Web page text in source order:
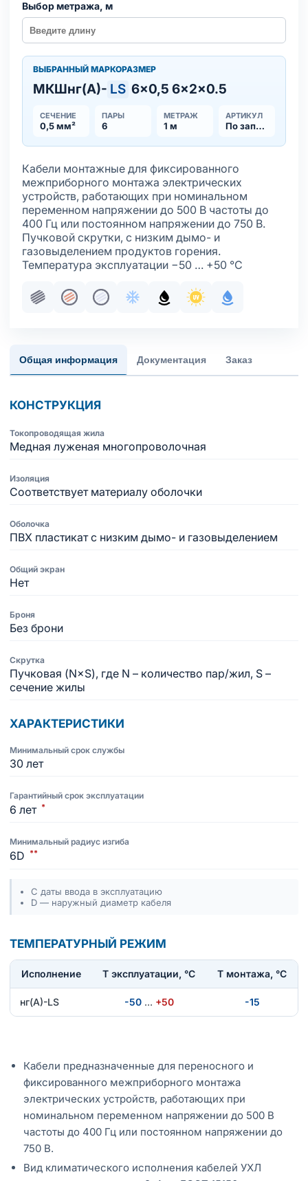
Выбор метража, м
ВЫБРАННЫЙ МАРКОРАЗМЕР
МКШнг(А)- LS 6×0,5 6×2×0.5
СЕЧЕНИЕ
0,5 мм²
ПАРЫ
6
МЕТРАЖ
1 м
АРТИКУЛ
По запросу
Кабели монтажные для фиксированного
межприборного монтажа электрических
устройств, работающих при номинальном
переменном напряжении до 500 В частоты до
400 Гц или постоянном напряжении до 750 В.
Пучковой скрутки, с низким дымо- и
газовыделением продуктов горения.
Температура эксплуатации −50 … +50 °С
Пучковая скрутка
Жила медная многопроволочная
Жила медная многопроволочная
Хладостойкое исполнение
Маслобензостойкое
Стойкость к
С
Общая информация Документация Заказ
КОНСТРУКЦИЯ
Токопроводящая жила
Медная луженая многопроволочная
Изоляция
Соответствует материалу оболочки
Оболочка
ПВХ пластикат с низким дымо- и газовыделением
Общий экран
Нет
Броня
Без брони
Скрутка
Пучковая (N×S), где N – количество пар/жил, S –
сечение жилы
ХАРАКТЕРИСТИКИ
Минимальный срок службы
30 лет
Гарантийный срок эксплуатации
6 лет *
Минимальный радиус изгиба
6D **
С даты ввода в эксплуатацию
D — наружный диаметр кабеля
ТЕМПЕРАТУРНЫЙ РЕЖИМ
Исполнение T эксплуатации, °С Т монтажа, °С
нг(А)-LS -50 … +50 -15
Кабели предназначенные для переносного и
фиксированного межприборного монтажа
электрических устройств, работающих при
номинальном переменном напряжении до 500 В
частоты до 400 Гц или постоянном напряжении до
750 В.
Вид климатического исполнения кабелей УХЛ